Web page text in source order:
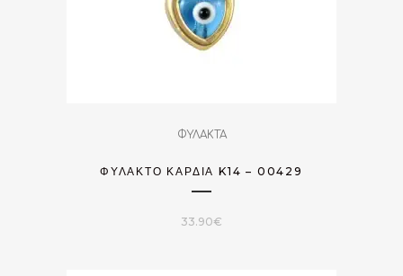
ΦΥΛΑΚΤΑ
ΦΥΛΑΚΤΌ ΚΑΡΔΙΆ K14 – 00429
33.90€